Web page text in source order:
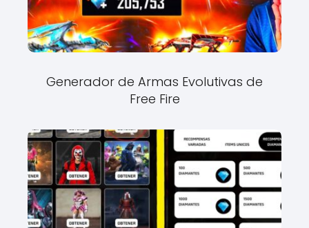
Generador de Armas Evolutivas de
Free Fire